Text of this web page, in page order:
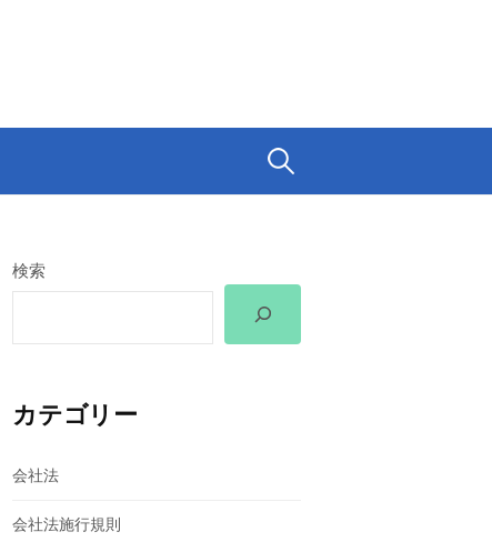
検
検索
カテゴリー
会社法
会社法施行規則